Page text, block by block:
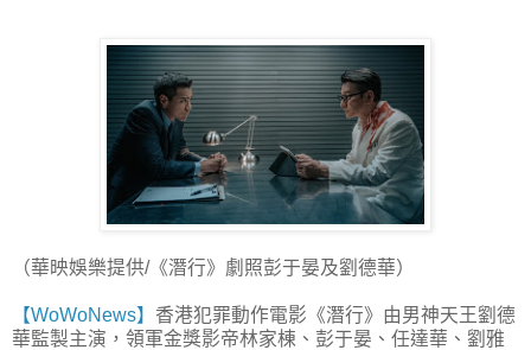
（華映娛樂提供/《潛行》劇照彭于晏及劉德華）
【WoWoNews】 香港犯罪動作電影《潛行》由男神天王劉德
華監製主演，領軍金獎影帝林家棟、彭于晏、任達華、劉雅